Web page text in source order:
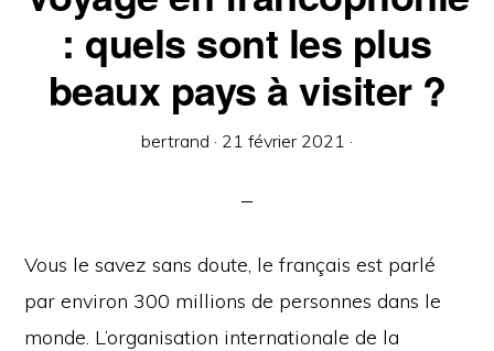
: quels sont les plus
beaux pays à visiter ?
bertrand · 21 février 2021 ·
Vous le savez sans doute, le français est parlé
par environ 300 millions de personnes dans le
monde. L’organisation internationale de la